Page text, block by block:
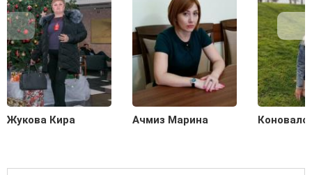
Жукова Кира Ачмиз Марина